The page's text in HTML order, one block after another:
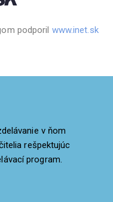
podporil www.inet.sk
v ňom
rešpektujúc
program.